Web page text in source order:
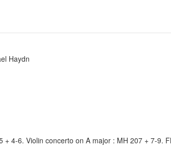
Haydn
4-6. Violin concerto on A major : MH 207 + 7-9.